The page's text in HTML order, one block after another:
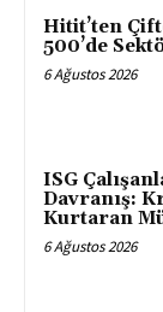
Hitit’ten
500’de
6 Ağustos 2026
ISG
Davranış:
Kurtaran
6 Ağustos 2026